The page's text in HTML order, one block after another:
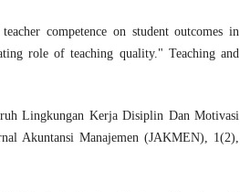
competence on student outcomes in
role of teaching quality." Teaching and
Lingkungan Kerja Disiplin Dan Motivasi
Akuntansi Manajemen (JAKMEN), 1(2),